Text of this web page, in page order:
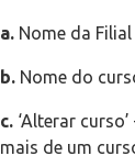
a. Nome da
b. Nome do
c. ‘Alterar
mais de um